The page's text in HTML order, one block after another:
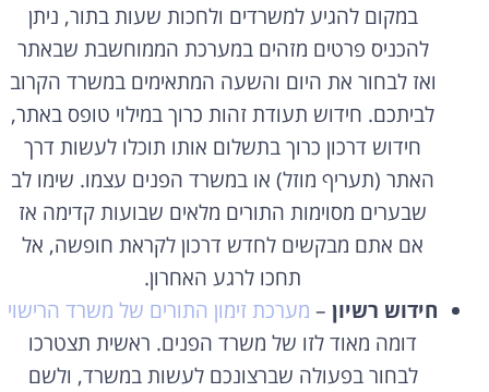
במקום להגיע למשרדים ולחכות שעות בתור, ניתן
להכניס פרטים מזהים במערכת הממוחשבת שבאתר
ואז לבחור את היום והשעה המתאימים במשרד הקרוב
לביתכם. חידוש תעודת זהות כרוך במילוי טופס באתר,
חידוש דרכון כרוך בתשלום אותו תוכלו לעשות דרך
האתר (תעריף מוזל) או במשרד הפנים עצמו. שימו לב
שבערים מסוימות התורים מלאים שבועות קדימה אז
אם אתם מבקשים לחדש דרכון לקראת חופשה, אל
תחכו לרגע האחרון.
חידוש רשיון – מערכת זימון התורים של משרד הרישוי
דומה מאוד לזו של משרד הפנים. ראשית תצטרכו
לבחור בפעולה שברצונכם לעשות במשרד, ולשם